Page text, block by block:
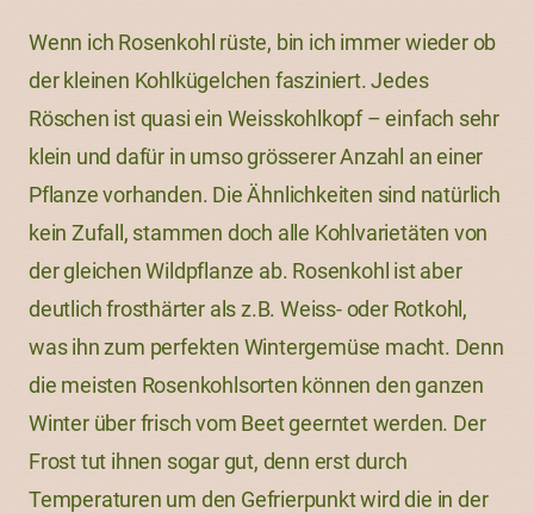
Wenn ich Rosenkohl rüste, bin ich immer wieder ob
der kleinen Kohlkügelchen fasziniert. Jedes
Röschen ist quasi ein Weisskohlkopf – einfach sehr
klein und dafür in umso grösserer Anzahl an einer
Pflanze vorhanden. Die Ähnlichkeiten sind natürlich
kein Zufall, stammen doch alle Kohlvarietäten von
der gleichen Wildpflanze ab. Rosenkohl ist aber
deutlich frosthärter als z.B. Weiss- oder Rotkohl,
was ihn zum perfekten Wintergemüse macht. Denn
die meisten Rosenkohlsorten können den ganzen
Winter über frisch vom Beet geerntet werden. Der
Frost tut ihnen sogar gut, denn erst durch
Temperaturen um den Gefrierpunkt wird die in der